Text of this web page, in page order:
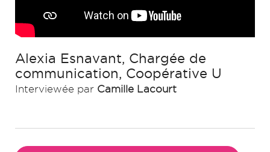
Alexia Esnavant, Chargée de
communication, Coopérative U
Interviewée par Camille Lacourt